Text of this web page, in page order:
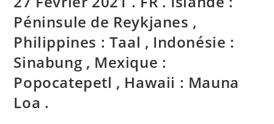
Péninsule de Reykjanes ,
Philippines : Taal , Indonésie :
Sinabung , Mexique :
Popocatepetl , Hawaii : Mauna
Loa .